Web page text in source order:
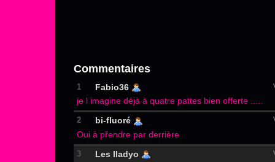
Commentaires
1 Fabio36
je l imagine déjà à quatre pattes bien offerte .....
2 bi-fluoré
Oui à přendre par derrière
3 Les Iladyo